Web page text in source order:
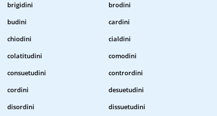
brigidini
brodini
budini
cardini
chiodini
cialdini
colatitudini
comodini
consuetudini
contrordini
cordini
desuetudini
disordini
dissuetudini